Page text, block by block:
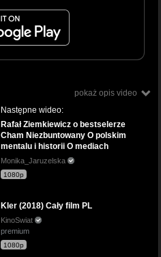
pokaż opis video
Następne wideo:
Rafał Ziemkiewicz o bestselerze
Cham Niezbuntowany O polskim
mentalu i historii O mediach
Monika_Jaruzelska
1080p
Kler (2018) Cały film PL
KinoSwiat
premium
1080p